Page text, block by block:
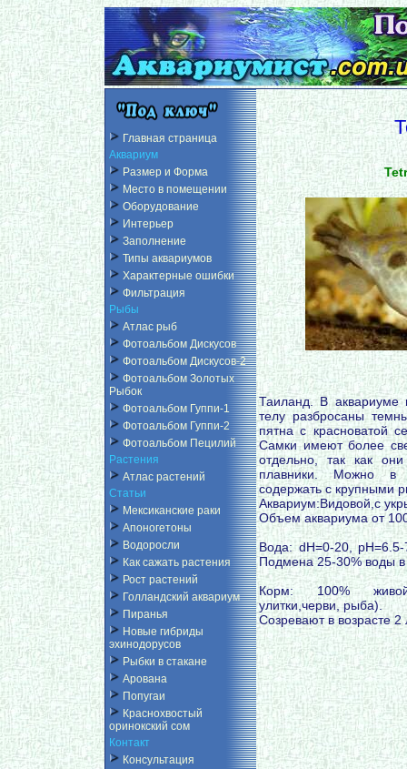
Главная страница
Аквариум
Размер и Форма
Место в помещении
Оборудование
Интерьер
Заполнение
Типы аквариумов
Характерные ошибки
Фильтрация
Рыбы
Атлас рыб
Фотоальбом Дискусов
Фотоальбом Дискусов-2
Фотоальбом Золотых
Рыбок
Фотоальбом Гуппи-1
Фотоальбом Гуппи-2
Фотоальбом Пецилий
Растения
Атлас растений
Статьи
Мексиканские раки
Апоногетоны
Водоросли
Как сажать растения
Рост растений
Голландский аквариум
Пиранья
Новые гибриды
эхинодорусов
Рыбки в стакане
Арована
Попугаи
Краснохвостый
оринокский сом
Контакт
Консультация
Таиланд. В
телу разбросаны
пятна с красноватой
Самки имеют более
отдельно, так как
плавники. Можно в
содержать с крупными
Аквариум:Видовой,с
Объем аквариума от
Вода: dH=0-20, pH=6.5-
Подмена 25-30% воды
Корм: 100%
улитки,черви, рыба).
Созревают в возрасте 2